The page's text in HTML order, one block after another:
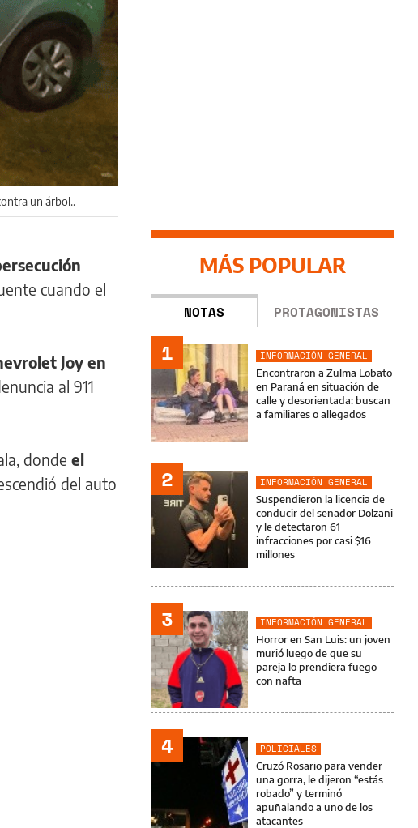
un árbol..
cuando el
Joy en
al 911
donde el
del auto
MÁS POPULAR
NOTAS PROTAGONISTAS
1
INFORMACIÓN GENERAL
Encontraron a Zulma Lobato
en Paraná en situación de
calle y desorientada: buscan
a familiares o allegados
2
INFORMACIÓN GENERAL
Suspendieron la licencia de
conducir del senador Dolzani
y le detectaron 61
infracciones por casi $16
millones
3
INFORMACIÓN GENERAL
Horror en San Luis: un joven
murió luego de que su
pareja lo prendiera fuego
con nafta
4
POLICIALES
Cruzó Rosario para vender
una gorra, le dijeron “estás
robado” y terminó
apuñalando a uno de los
atacantes